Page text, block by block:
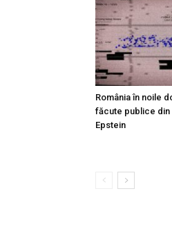
România în noile
făcute publice din
Epstein